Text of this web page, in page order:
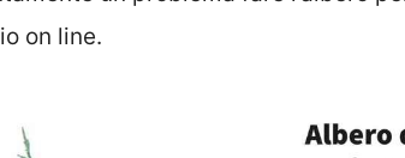
on line.